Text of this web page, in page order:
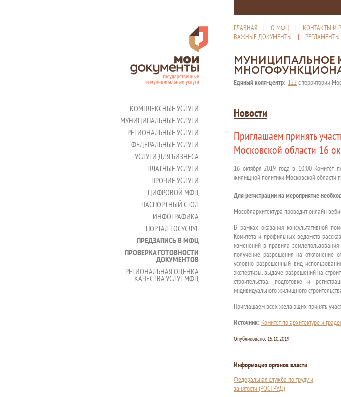
ГЛАВНАЯ | О МФЦ | КОНТАКТЫ И
ВАЖНЫЕ ДОКУМЕНТЫ |
МУНИЦИПАЛЬНОЕ
Единый колл-центр: 122с территории
КОМПЛЕКСНЫЕ УСЛУГИ
МУНИЦИПАЛЬНЫЕ УСЛУГИ
РЕГИОНАЛЬНЫЕ УСЛУГИ
ФЕДЕРАЛЬНЫЕ УСЛУГИ
УСЛУГИ ДЛЯ БИЗНЕСА
ПЛАТНЫЕ УСЛУГИ
ПРОЧИЕ УСЛУГИ
ЦИФРОВОЙ МФЦ
ПАСПОРТНЫЙ СТОЛ
ИНФОГРАФИКА
ПОРТАЛ ГОСУСЛУГ
ПРЕДЗАПИСЬ В МФЦ
ПРОВЕРКА ГОТОВНОСТИ
ДОКУМЕНТОВ
РЕГИОНАЛЬНАЯ ОЦЕНКА
КАЧЕСТВА УСЛУГ МФЦ
Новости
Приглашаем принять
Московской области 16
16 октября 2019 года в 10:00 Комитет
жилищной политики Московской области
Для регистрации на мероприятие
Мособлархитектура проводит онлайн
В рамках оказания консультативной
Комитета и профильных ведомств
изменений в правила
получение разрешения на отклонение
условно разрешенный вид
экспертизы, выдаче разрешений на
строительства, подготовке и
индивидуального жилищного
Приглашаем всех желающих принять
Источник: Комитет по архитектуре и
Опубликовано: 15.10.2019
Информация органов власти
Федеральная служба по труду и
занятости (РОСТРУД)